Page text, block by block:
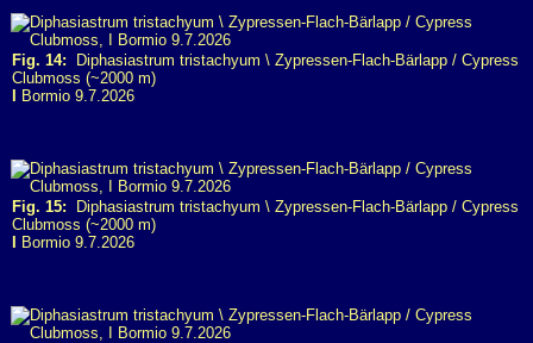
Fig. 14: Diphasiastrum tristachyum \ Zypressen-Flach-Bärlapp / Cypress
Clubmoss (~2000 m)
Bormio 9.7.2026
Fig. 15: Diphasiastrum tristachyum \ Zypressen-Flach-Bärlapp / Cypress
Clubmoss (~2000 m)
Bormio 9.7.2026